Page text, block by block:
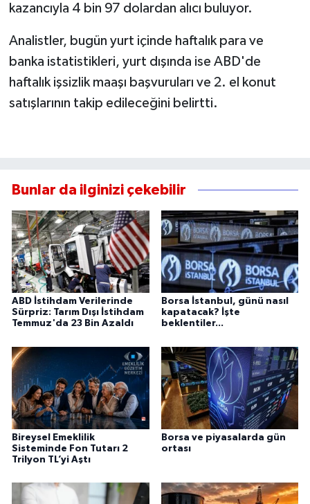
kazancıyla 4 bin 97 dolardan alıcı buluyor.
Analistler, bugün yurt içinde haftalık para ve
banka istatistikleri, yurt dışında ise ABD'de
haftalık işsizlik maaşı başvuruları ve 2. el konut
satışlarının takip edileceğini belirtti.
Bunlar da ilginizi çekebilir
ABD İstihdam Verilerinde
Sürpriz: Tarım Dışı İstihdam
Temmuz'da 23 Bin Azaldı
Borsa İstanbul, günü nasıl
kapatacak? İşte
beklentiler...
Bireysel Emeklilik
Sisteminde Fon Tutarı 2
Trilyon TL’yi Aştı
Borsa ve piyasalarda gün
ortası